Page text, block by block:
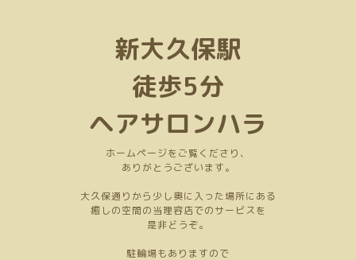
新大久保駅
徒歩5分
ヘアサロンハラ
ホームページをご覧くださり、
ありがとうございます。
大久保通りから少し奥に入った場所にある
癒しの空間の当理容店でのサービスを
是非どうぞ。
駐輪場もありますので